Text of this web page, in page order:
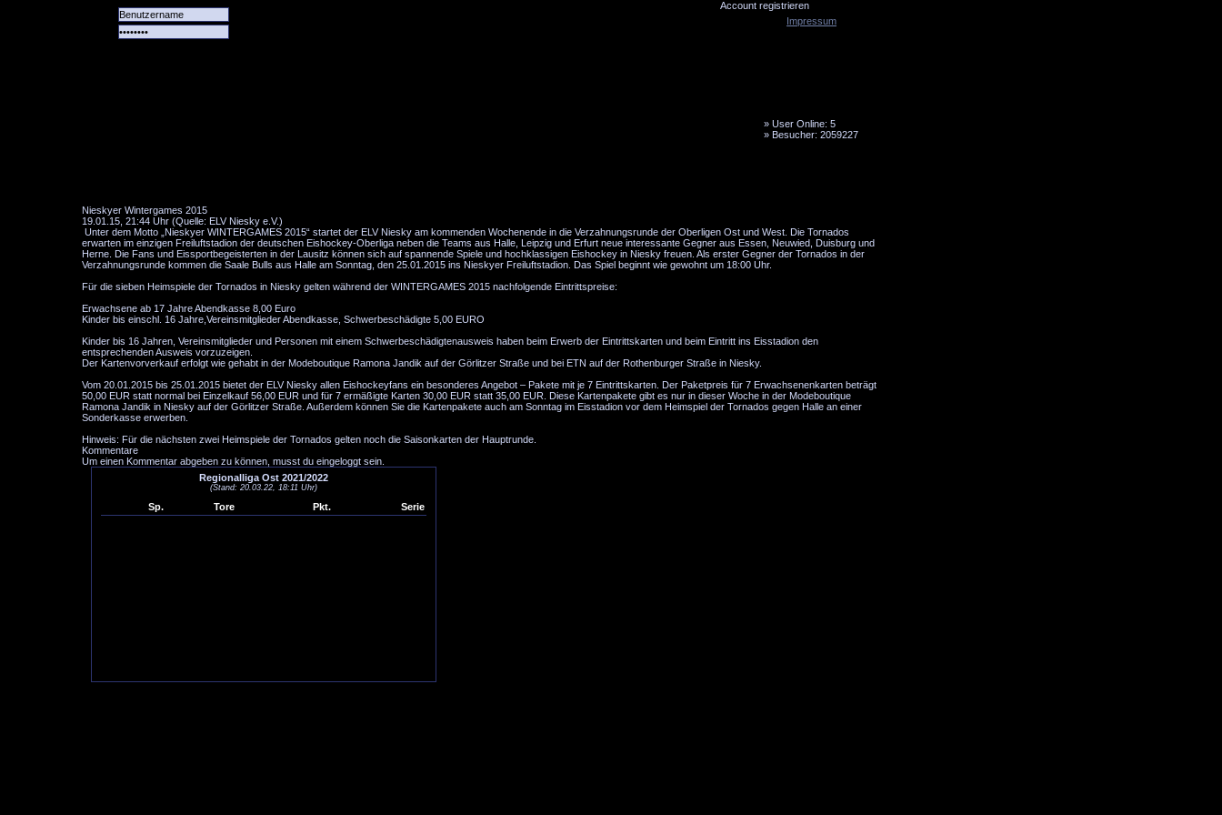
Account registrieren
» User Online: 5
» Besucher: 2059227
Nieskyer Wintergames 2015
19.01.15, 21:44 Uhr (Quelle: ELV Niesky e.V.)
Unter dem Motto „Nieskyer WINTERGAMES 2015“ startet der ELV Niesky am kommenden Wochenende in die Verzahnungsrunde der Oberligen Ost und West. Die Tornados
erwarten im einzigen Freiluftstadion der deutschen Eishockey-Oberliga neben die Teams aus Halle, Leipzig und Erfurt neue interessante Gegner aus Essen, Neuwied, Duisburg und
Herne. Die Fans und Eissportbegeisterten in der Lausitz können sich auf spannende Spiele und hochklassigen Eishockey in Niesky freuen. Als erster Gegner der Tornados in der
Verzahnungsrunde kommen die Saale Bulls aus Halle am Sonntag, den 25.01.2015 ins Nieskyer Freiluftstadion. Das Spiel beginnt wie gewohnt um 18:00 Uhr.
Für die sieben Heimspiele der Tornados in Niesky gelten während der WINTERGAMES 2015 nachfolgende Eintrittspreise:
Erwachsene ab 17 Jahre Abendkasse 8,00 Euro
Kinder bis einschl. 16 Jahre,Vereinsmitglieder Abendkasse, Schwerbeschädigte 5,00 EURO
Kinder bis 16 Jahren, Vereinsmitglieder und Personen mit einem Schwerbeschädigtenausweis haben beim Erwerb der Eintrittskarten und beim Eintritt ins Eisstadion den
entsprechenden Ausweis vorzuzeigen.
Der Kartenvorverkauf erfolgt wie gehabt in der Modeboutique Ramona Jandik auf der Görlitzer Straße und bei ETN auf der Rothenburger Straße in Niesky.
Vom 20.01.2015 bis 25.01.2015 bietet der ELV Niesky allen Eishockeyfans ein besonderes Angebot – Pakete mit je 7 Eintrittskarten. Der Paketpreis für 7 Erwachsenenkarten beträgt
50,00 EUR statt normal bei Einzelkauf 56,00 EUR und für 7 ermäßigte Karten 30,00 EUR statt 35,00 EUR. Diese Kartenpakete gibt es nur in dieser Woche in der Modeboutique
Ramona Jandik in Niesky auf der Görlitzer Straße. Außerdem können Sie die Kartenpakete auch am Sonntag im Eisstadion vor dem Heimspiel der Tornados gegen Halle an einer
Sonderkasse erwerben.
Hinweis: Für die nächsten zwei Heimspiele der Tornados gelten noch die Saisonkarten der Hauptrunde.
Kommentare
Um einen Kommentar abgeben zu können, musst du eingeloggt sein.
Regionalliga Ost 2021/2022
(Stand: 20.03.22, 18:11 Uhr)
Sp. Tore Pkt. Serie
Impressum